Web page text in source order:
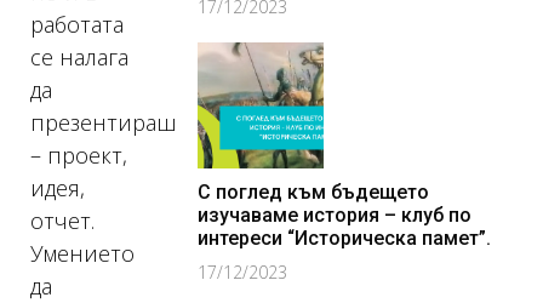
работата
се налага
да
презентираш
– проект,
идея,
отчет.
Умението
да
17/12/2023
С поглед към бъдещето
изучаваме история – клуб по
интереси “Историческа памет”.
17/12/2023